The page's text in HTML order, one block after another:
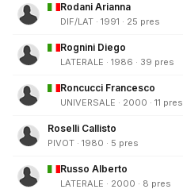
Rodani Arianna
DIF/LAT · 1991 · 25 pres
Rognini Diego
LATERALE · 1986 · 39 pres
Roncucci Francesco
UNIVERSALE · 2000 · 11 pres
Roselli Callisto
PIVOT · 1980 · 5 pres
Russo Alberto
LATERALE · 2000 · 8 pres